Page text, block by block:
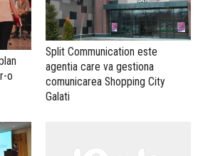
o
Split Communication este
agentia care va gestiona
comunicarea Shopping City
Galati